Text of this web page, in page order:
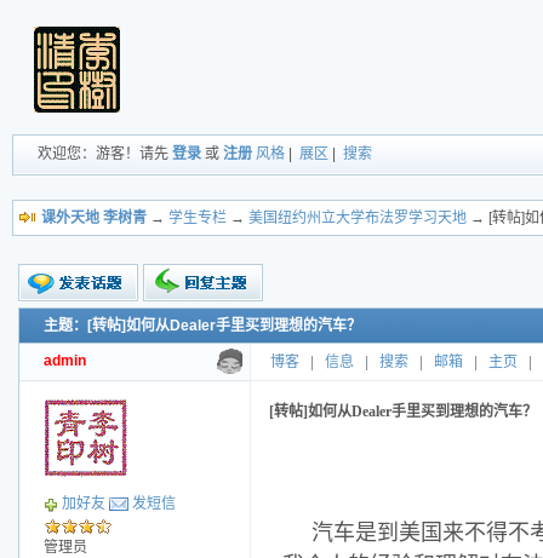
欢迎您：游客！请先 登录 或 注册 风格 展区 搜索
课外天地 李树青 → 学生专栏 → 美国纽约州立大学布法罗学习天地 → [转帖]如
新的主题
投票帖
交易帖
小字报
主题：[转帖]如何从Dealer手里买到理想的汽车？
admin 博客 信息 搜索 邮箱 主页
加好友 发短信
管理员
[转帖]如何从Dealer手里买到理想的汽车？
汽车是到美国来不得不